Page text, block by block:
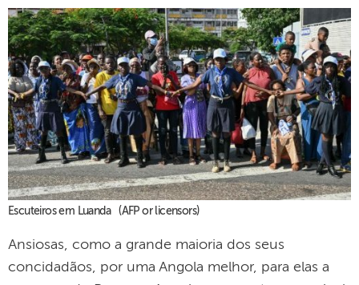
Escuteiros em Luanda (AFP or licensors)
Ansiosas, como a grande maioria dos seus
concidadãos, por uma Angola melhor, para elas a